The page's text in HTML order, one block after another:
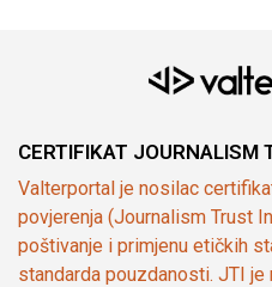
CERTIFIKAT JOURNALISM
Valterportal je nosilac
povjerenja (Journalism Trust
poštivanje i primjenu etičkih
standarda pouzdanosti. JTI